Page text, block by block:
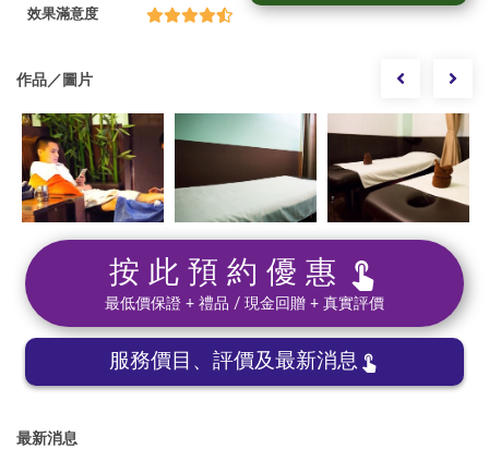
效果滿意度
作品／圖片
按此預約優惠
最低價保證 + 禮品 / 現金回贈 + 真實評價
服務價目、評價及最新消息
最新消息